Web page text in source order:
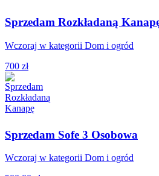
Sprzedam Rozkładaną
Wczoraj w kategorii Dom i ogród
700 zł
Sprzedam Sofe 3 Osobowa
Wczoraj w kategorii Dom i ogród